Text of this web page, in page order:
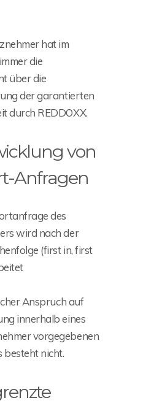
hat im
die
über die
der garantierten
durch REDDOXX.
von
Anfragen
des
wird nach der
(first in, first
Anspruch auf
innerhalb eines
vorgegebenen
besteht nicht.